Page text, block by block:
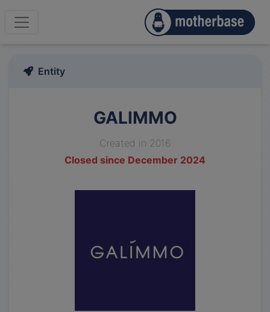
Entity
GALIMMO
Created in 2016
Closed since December 2024